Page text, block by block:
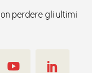
perdere gli ultimi